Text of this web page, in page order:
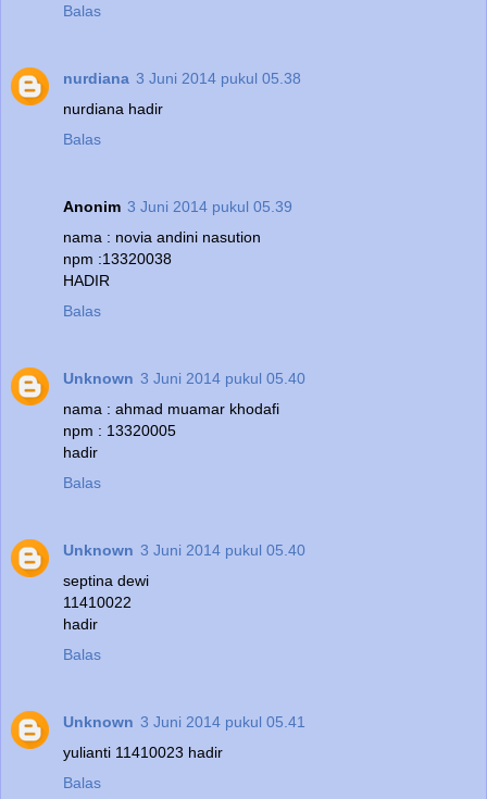
Balas
nurdiana 3 Juni 2014 pukul 05.38
nurdiana hadir
Balas
Anonim 3 Juni 2014 pukul 05.39
nama : novia andini nasution
npm :13320038
HADIR
Balas
Unknown 3 Juni 2014 pukul 05.40
nama : ahmad muamar khodafi
npm : 13320005
hadir
Balas
Unknown 3 Juni 2014 pukul 05.40
septina dewi
11410022
hadir
Balas
Unknown 3 Juni 2014 pukul 05.41
yulianti 11410023 hadir
Balas